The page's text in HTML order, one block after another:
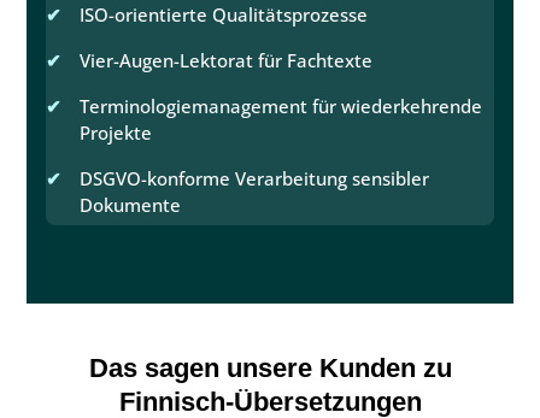
ISO-orientierte Qualitätsprozesse
Vier-Augen-Lektorat für Fachtexte
Terminologiemanagement für wiederkehrende
Projekte
DSGVO-konforme Verarbeitung sensibler
Dokumente
Das sagen unsere Kunden zu
Finnisch-Übersetzungen